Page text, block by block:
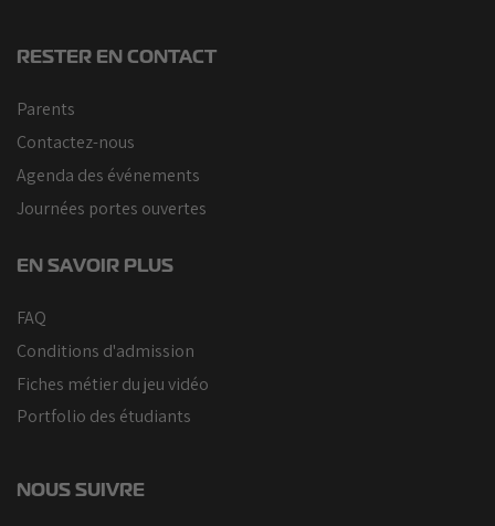
RESTER EN CONTACT
Parents
Contactez-nous
Agenda des événements
Journées portes ouvertes
EN SAVOIR PLUS
FAQ
Conditions d'admission
Fiches métier du jeu vidéo
Portfolio des étudiants
NOUS SUIVRE